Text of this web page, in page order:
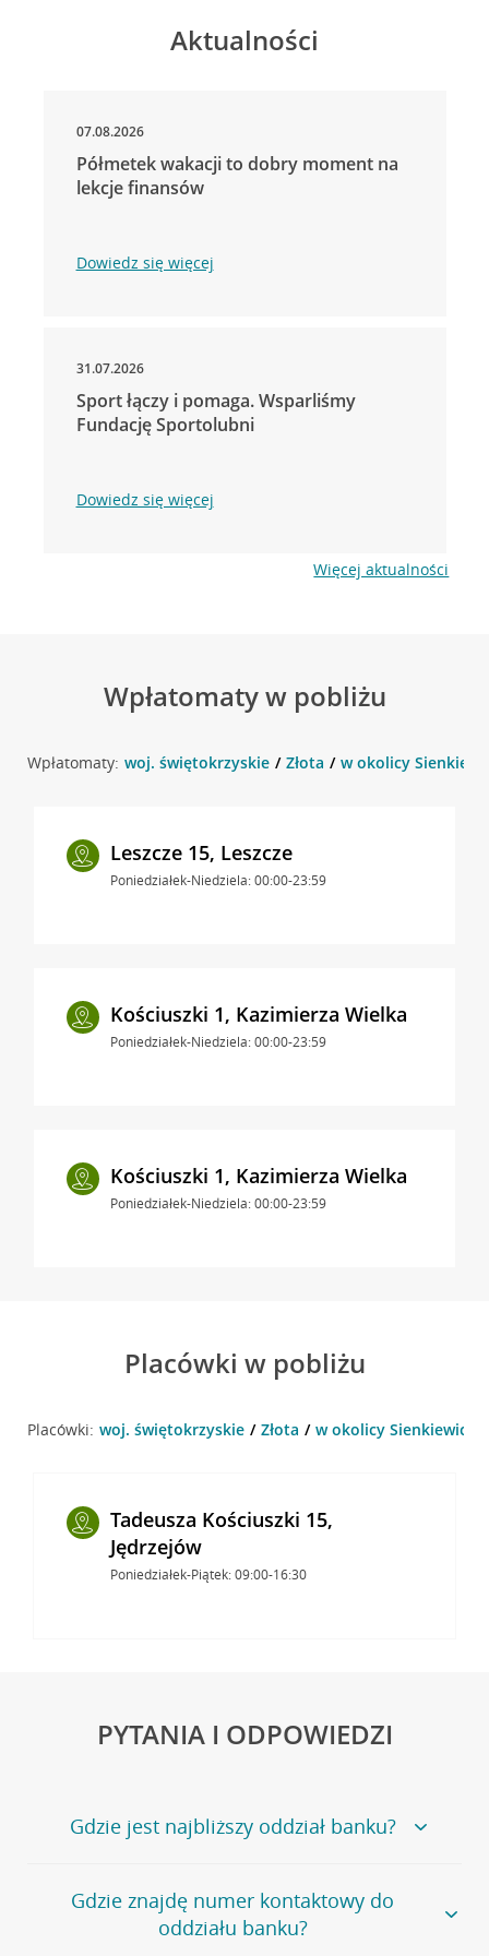
Aktualności
07.08.2026
Półmetek wakacji to dobry moment na
lekcje finansów
Dowiedz się więcej
31.07.2026
Sport łączy i pomaga. Wsparliśmy
Fundację Sportolubni
Dowiedz się więcej
Więcej aktualności
Wpłatomaty w pobliżu
Wpłatomaty: woj. świętokrzyskie Złota w okolicy
Leszcze 15, Leszcze
Poniedziałek-Niedziela: 00:00-23:59
Kościuszki 1, Kazimierza Wielka
Poniedziałek-Niedziela: 00:00-23:59
Kościuszki 1, Kazimierza Wielka
Poniedziałek-Niedziela: 00:00-23:59
Placówki w pobliżu
Placówki: woj. świętokrzyskie Złota w okolicy Sienkiewicza
Tadeusza Kościuszki 15,
Jędrzejów
Poniedziałek-Piątek: 09:00-16:30
PYTANIA I ODPOWIEDZI
Gdzie jest najbliższy oddział banku?
Jeśli szukasz oddziału naszego banku, zapraszamy na
stronęPlacówki i bankomaty, na której znajduje się
wygodna wyszukiwarka.
Gdzie znajdę numer kontaktowy do
oddziału banku?